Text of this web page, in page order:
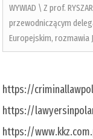
WYWIAD \ Z prof.
przewodniczącym
Europejskim, rozmawia
https://
https://
https://